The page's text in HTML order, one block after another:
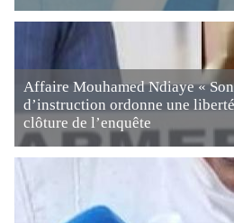
Affaire Mouhamed Ndiaye «
d’instruction ordonne une
clôture de l’enquête